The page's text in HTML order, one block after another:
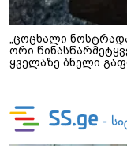
„ცოცხალი
ორი
ყველაზე ბნელი